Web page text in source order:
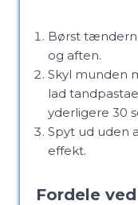
Børst
og aften.
Skyl munden
lad
yderligere 30
Spyt ud uden
effekt.
Fordele